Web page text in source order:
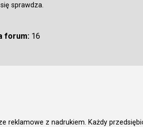
sprawdza.
forum:16
reklamowe z nadrukiem. Każdy